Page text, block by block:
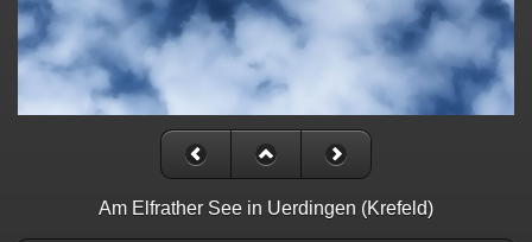
Am Elfrather See in Uerdingen (Krefeld)